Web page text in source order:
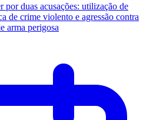
por duas acusações: utilização de
de crime violento e agressão contra
arma perigosa